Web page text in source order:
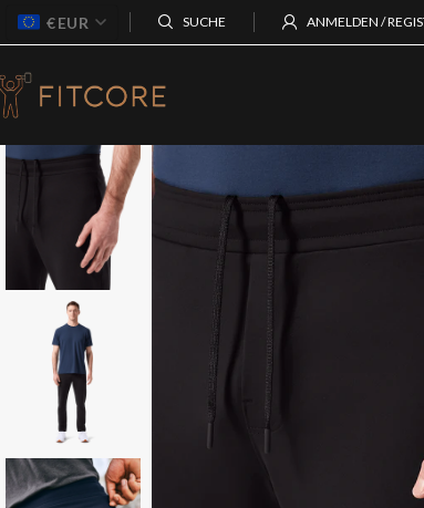
€EUR SUCHE ANMELDEN /